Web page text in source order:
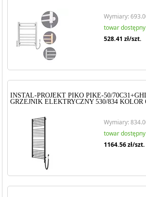
Wymiary:
towar
528.41 zł/szt.
INSTAL-PROJEKT PIKO PIKE-50/
GRZEJNIK ELEKTRYCZNY 530/834 KOLOR
Wymiary:
towar
1164.56zł/szt.